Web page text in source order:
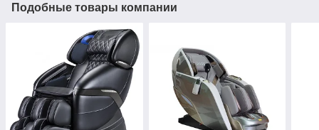
Подобные товары компании